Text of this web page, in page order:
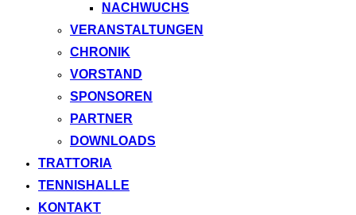
NACHWUCHS
VERANSTALTUNGEN
CHRONIK
VORSTAND
SPONSOREN
PARTNER
DOWNLOADS
TRATTORIA
TENNISHALLE
KONTAKT